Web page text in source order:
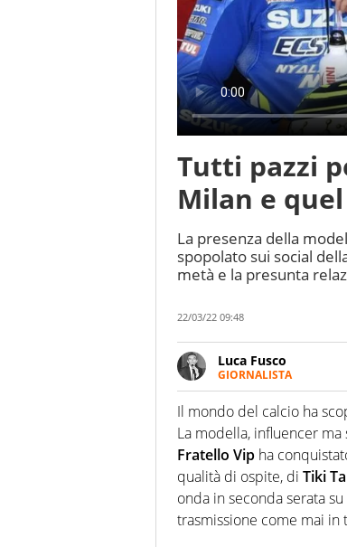
Tutti pazzi
Milan e
La presenza della
spopolato sui social
metà e la presunta
22/03/22 09:48
Luca Fusco
GIORNALISTA
Giornalista
spesso e volentieri
Il mondo del calcio ha
La modella, influencer
Fratello Vip ha
qualità di ospite, di Tiki
onda in seconda serata
trasmissione come mai in